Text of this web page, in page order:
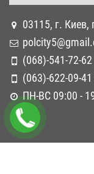
03115, г.
(068)-541-72-
(063)-622-09-
ПН-ВС 09:00 -